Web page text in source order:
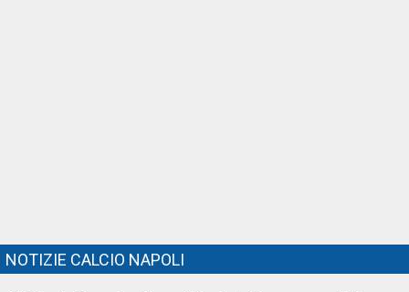
NOTIZIE CALCIO NAPOLI